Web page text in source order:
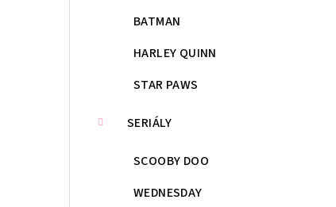
BATMAN
HARLEY QUINN
STAR PAWS
SERIÁLY
SCOOBY DOO
WEDNESDAY